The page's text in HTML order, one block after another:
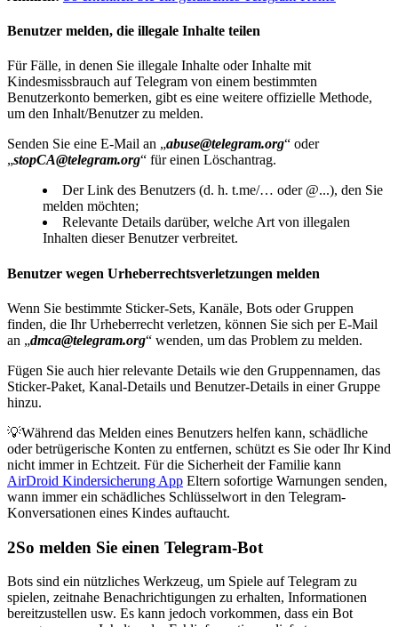
Benutzer melden, die illegale Inhalte teilen
Für Fälle, in denen Sie illegale Inhalte oder Inhalte mit
Kindesmissbrauch auf Telegram von einem bestimmten
Benutzerkonto bemerken, gibt es eine weitere offizielle Methode,
um den Inhalt/Benutzer zu melden.
Senden Sie eine E-Mail an „abuse@telegram.org“ oder
„stopCA@telegram.org“ für einen Löschantrag.
Der Link des Benutzers (d. h. t.me/… oder @...), den Sie
melden möchten;
Relevante Details darüber, welche Art von illegalen
Inhalten dieser Benutzer verbreitet.
Benutzer wegen Urheberrechtsverletzungen melden
Wenn Sie bestimmte Sticker-Sets, Kanäle, Bots oder Gruppen
finden, die Ihr Urheberrecht verletzen, können Sie sich per E-Mail
an „dmca@telegram.org“ wenden, um das Problem zu melden.
Fügen Sie auch hier relevante Details wie den Gruppennamen, das
Sticker-Paket, Kanal-Details und Benutzer-Details in einer Gruppe
hinzu.
💡Während das Melden eines Benutzers helfen kann, schädliche
oder betrügerische Konten zu entfernen, schützt es Sie oder Ihr Kind
nicht immer in Echtzeit. Für die Sicherheit der Familie kann
AirDroid Kindersicherung App Eltern sofortige Warnungen senden,
wann immer ein schädliches Schlüsselwort in den Telegram-
Konversationen eines Kindes auftaucht.
2So melden Sie einen Telegram-Bot
Bots sind ein nützliches Werkzeug, um Spiele auf Telegram zu
spielen, zeitnahe Benachrichtigungen zu erhalten, Informationen
bereitzustellen usw. Es kann jedoch vorkommen, dass ein Bot